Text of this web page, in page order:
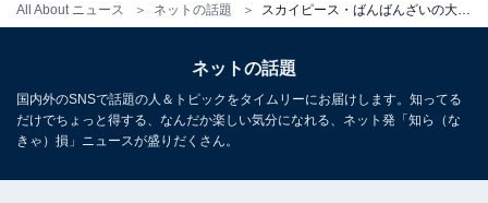
All About ニュース ネットの話題
ネットの話題
国内外のSNSで話題の人＆トピックをタイムリーにお届けします。知ってる
だけでちょっと得する、なんだか楽しい気分になれる、ネット発「知ら（な
きゃ）損」ニュースが盛りだくさん。